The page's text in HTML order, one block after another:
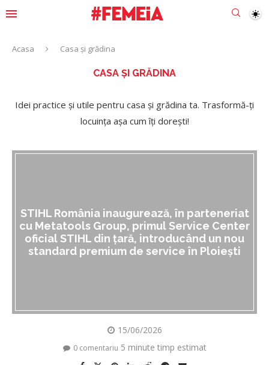
Acasa Casa și grădina
CASA ȘI GRĂDINA
Idei practice și utile pentru casa și grădina ta. Trasformă-ți
locuința așa cum îți dorești!
STIHL România inaugurează, în parteneriat
cu Metatools Group, primul Service Center
oficial STIHL din țară, introducând un nou
standard premium de service în Ploiești
15/06/2026
0 comentariu 5 minute timp estimat